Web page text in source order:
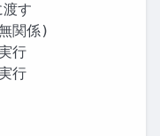
す
関係)
行
行